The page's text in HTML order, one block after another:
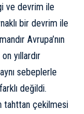
ve devrim ile
bir devrim ile
Avrupa’nın
yıllardır
sebeplerle
değildi.
tahttan çekilmesi